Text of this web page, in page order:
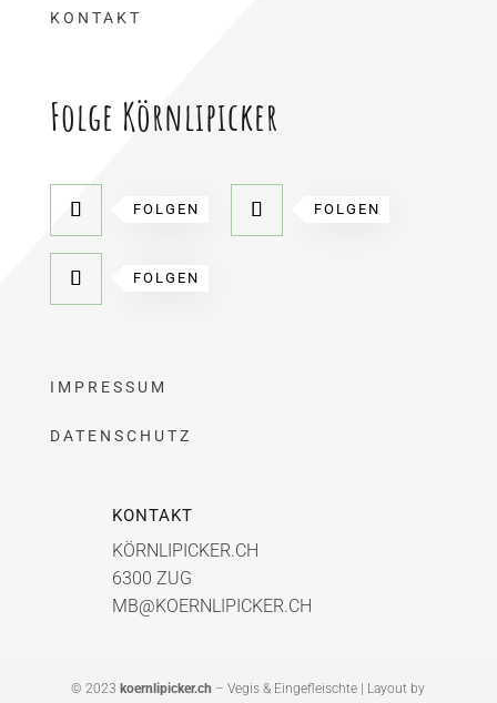
KONTAKT
Folge Körnlipicker
FOLGEN FOLGEN
FOLGEN
IMPRESSUM
DATENSCHUTZ
KONTAKT
KÖRNLIPICKER.CH
6300 ZUG
MB@KOERNLIPICKER.CH
© 2023 koernlipicker.ch – Vegis & Eingefleischte | Layout by